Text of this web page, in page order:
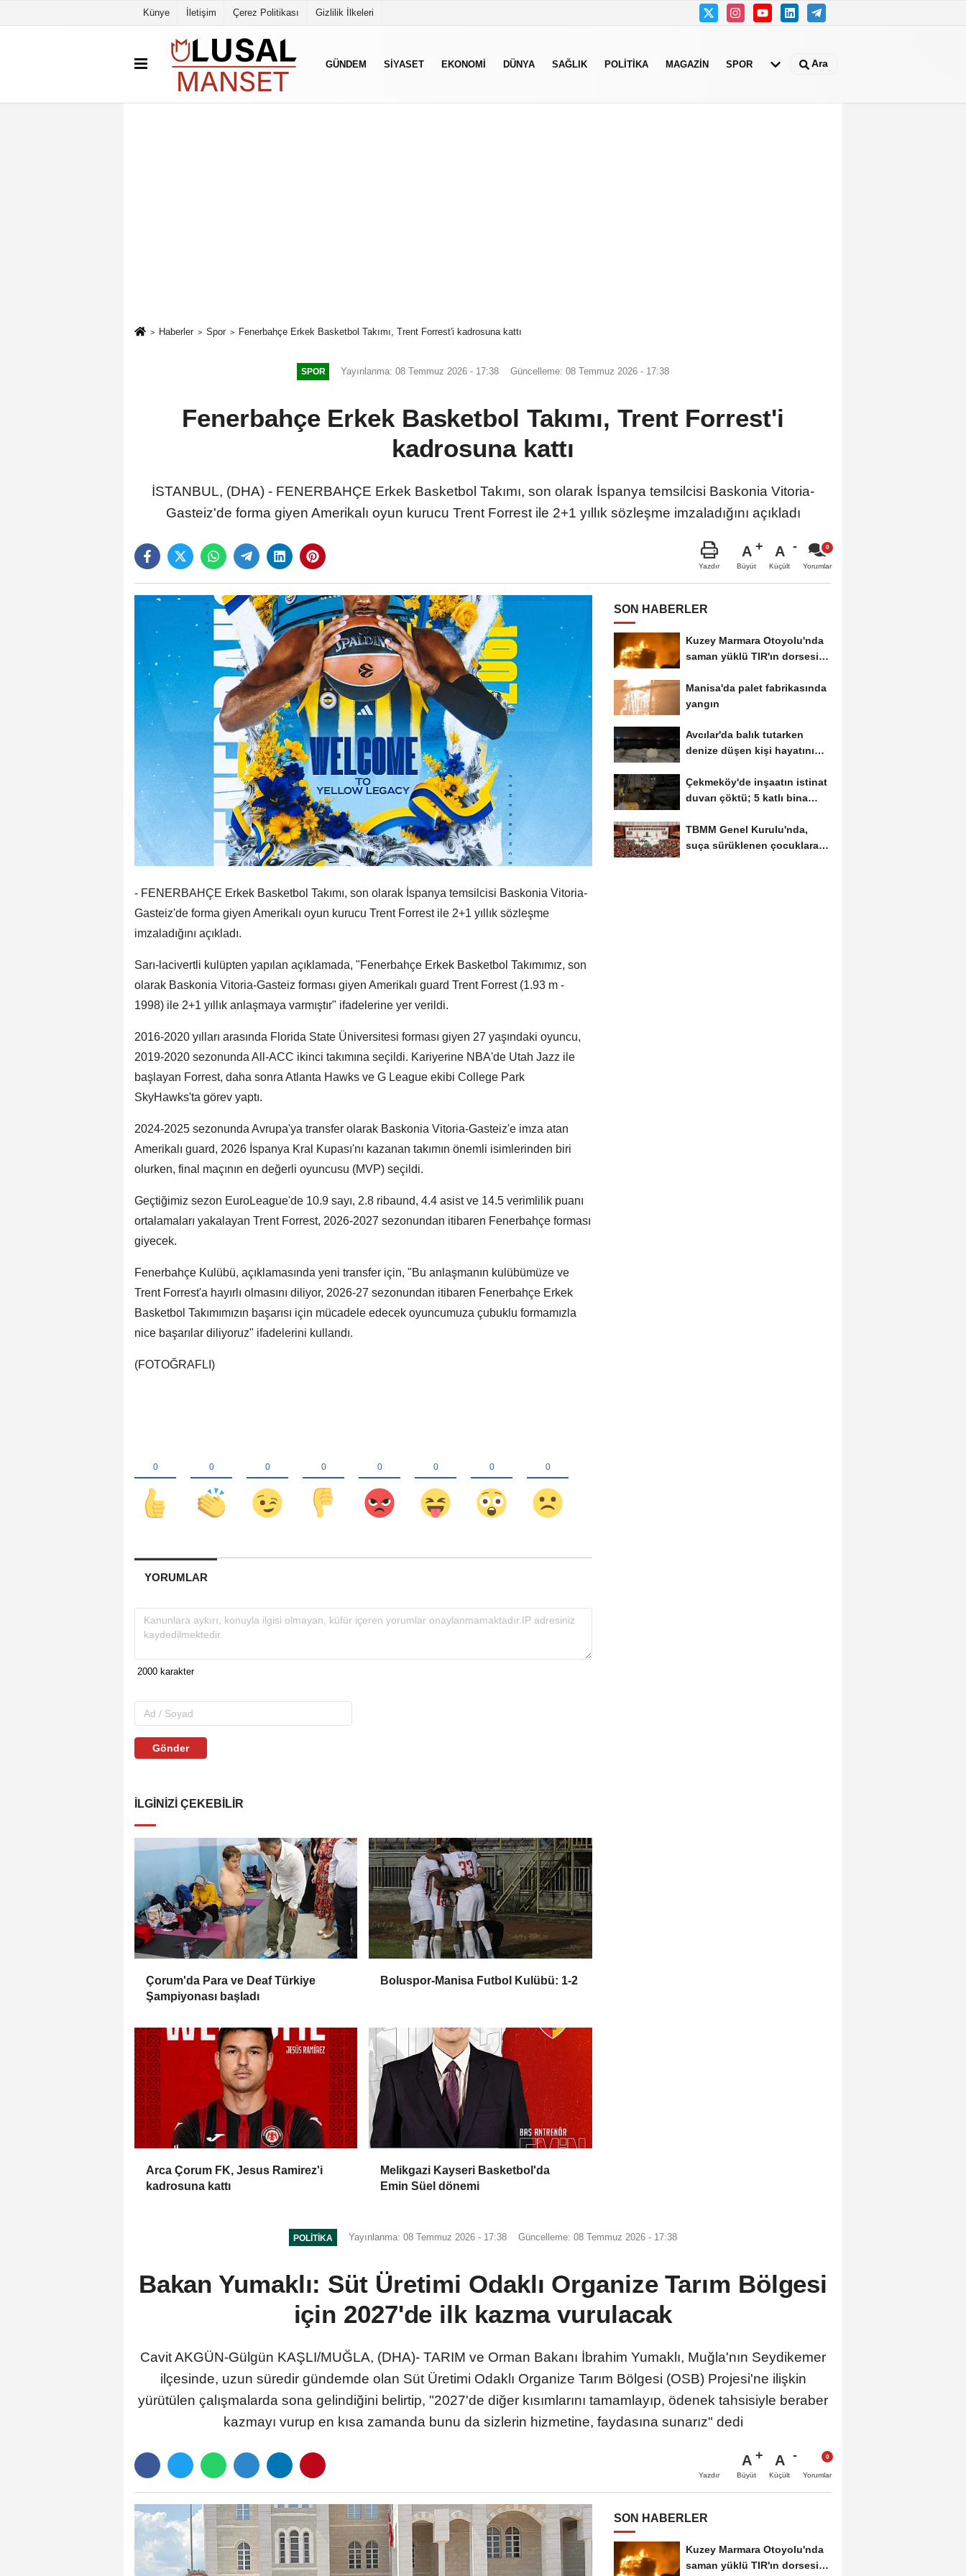
Künye İletişim Çerez Politikası Gizlilik İlkeleri
GÜNDEM SIYASET EKONOMI DÜNYA SAĞLIK POLITIKA MAGAZIN SPOR Ara
Haberler Spor Fenerbahçe Erkek Basketbol Takımı, Trent Forrest'i kadrosuna kattı
SPOR Yayınlanma: 08 Temmuz 2026 - 17:38 Güncelleme: 08 Temmuz 2026 - 17:38
Fenerbahçe Erkek Basketbol Takımı, Trent Forrest'i
kadrosuna kattı
İSTANBUL, (DHA) - FENERBAHÇE Erkek Basketbol Takımı, son olarak İspanya temsilcisi Baskonia Vitoria-
Gasteiz'de forma giyen Amerikalı oyun kurucu Trent Forrest ile 2+1 yıllık sözleşme imzaladığını açıkladı
Yazdır
A
Büyüt
A
Küçült Yorumlar
- FENERBAHÇE Erkek Basketbol Takımı, son olarak İspanya temsilcisi Baskonia Vitoria-
Gasteiz'de forma giyen Amerikalı oyun kurucu Trent Forrest ile 2+1 yıllık sözleşme
imzaladığını açıkladı.
Sarı-lacivertli kulüpten yapılan açıklamada, "Fenerbahçe Erkek Basketbol Takımımız, son
olarak Baskonia Vitoria-Gasteiz forması giyen Amerikalı guard Trent Forrest (1.93 m -
1998) ile 2+1 yıllık anlaşmaya varmıştır" ifadelerine yer verildi.
2016-2020 yılları arasında Florida State Üniversitesi forması giyen 27 yaşındaki oyuncu,
2019-2020 sezonunda All-ACC ikinci takımına seçildi. Kariyerine NBA'de Utah Jazz ile
başlayan Forrest, daha sonra Atlanta Hawks ve G League ekibi College Park
SkyHawks'ta görev yaptı.
2024-2025 sezonunda Avrupa'ya transfer olarak Baskonia Vitoria-Gasteiz'e imza atan
Amerikalı guard, 2026 İspanya Kral Kupası'nı kazanan takımın önemli isimlerinden biri
olurken, final maçının en değerli oyuncusu (MVP) seçildi.
Geçtiğimiz sezon EuroLeague'de 10.9 sayı, 2.8 ribaund, 4.4 asist ve 14.5 verimlilik puanı
ortalamaları yakalayan Trent Forrest, 2026-2027 sezonundan itibaren Fenerbahçe forması
giyecek.
Fenerbahçe Kulübü, açıklamasında yeni transfer için, "Bu anlaşmanın kulübümüze ve
Trent Forrest'a hayırlı olmasını diliyor, 2026-27 sezonundan itibaren Fenerbahçe Erkek
Basketbol Takımımızın başarısı için mücadele edecek oyuncumuza çubuklu formamızla
nice başarılar diliyoruz" ifadelerini kullandı.
(FOTOĞRAFLI)
YORUMLAR
Gönder
İLGINIZI ÇEKEBILIR
Çorum'da Para ve Deaf Türkiye
Şampiyonası başladı
Boluspor-Manisa Futbol Kulübü: 1-2
Arca Çorum FK, Jesus Ramirez'i
kadrosuna kattı
Melikgazi Kayseri Basketbol'da
Emin Süel dönemi
SON HABERLER
Kuzey Marmara Otoyolu'nda
saman yüklü TIR'ın dorsesi
Manisa'da palet fabrikasında
yangın
Avcılar'da balık tutarken
denize düşen kişi hayatını
Çekmeköy'de inşaatın istinat
duvarı çöktü; 5 katlı bina
TBMM Genel Kurulu'nda,
suça sürüklenen çocuklara
POLITIKA Yayınlanma: 08 Temmuz 2026 - 17:38 Güncelleme: 08 Temmuz 2026 - 17:38
Bakan Yumaklı: Süt Üretimi Odaklı Organize Tarım Bölgesi
için 2027'de ilk kazma vurulacak
Cavit AKGÜN-Gülgün KAŞLI/MUĞLA, (DHA)- TARIM ve Orman Bakanı İbrahim Yumaklı, Muğla'nın Seydikemer
ilçesinde, uzun süredir gündemde olan Süt Üretimi Odaklı Organize Tarım Bölgesi (OSB) Projesi'ne ilişkin
yürütülen çalışmalarda sona gelindiğini belirtip, "2027'de diğer kısımlarını tamamlayıp, ödenek tahsisiyle beraber
kazmayı vurup en kısa zamanda bunu da sizlerin hizmetine, faydasına sunarız" dedi
Yazdır
A
Büyüt
A
Küçült Yorumlar
SON HABERLER
Kuzey Marmara Otoyolu'nda
saman yüklü TIR'ın dorsesi